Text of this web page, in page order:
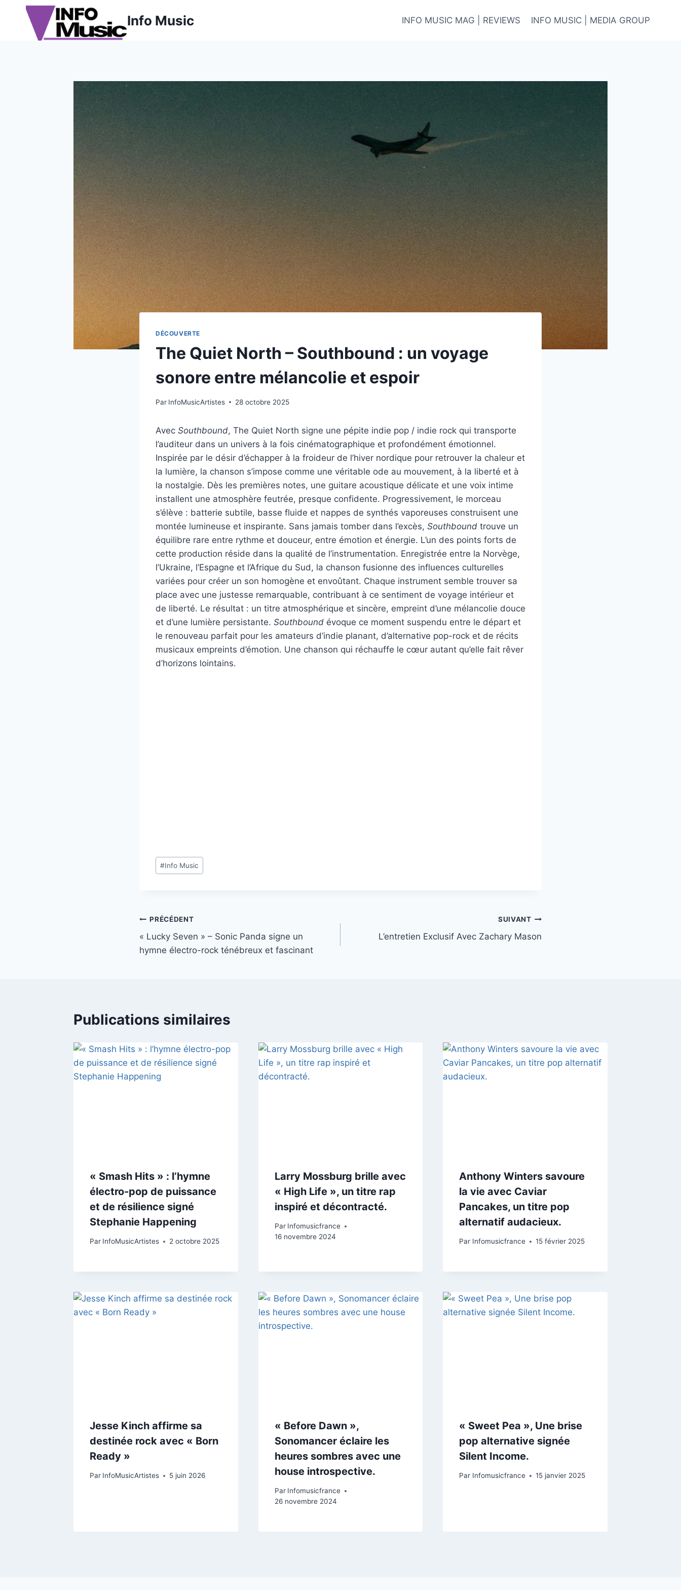
Info Music INFO MUSIC MAG | REVIEWS INFO MUSIC | MEDIA GROUP
DÉCOUVERTE
The Quiet North – Southbound : un voyage
sonore entre mélancolie et espoir
Par InfoMusicArtistes 28 octobre 2025
Avec Southbound, The Quiet North signe une pépite indie pop / indie rock qui transporte
l’auditeur dans un univers à la fois cinématographique et profondément émotionnel.
Inspirée par le désir d’échapper à la froideur de l’hiver nordique pour retrouver la chaleur et
la lumière, la chanson s’impose comme une véritable ode au mouvement, à la liberté et à
la nostalgie. Dès les premières notes, une guitare acoustique délicate et une voix intime
installent une atmosphère feutrée, presque confidente. Progressivement, le morceau
s’élève : batterie subtile, basse fluide et nappes de synthés vaporeuses construisent une
montée lumineuse et inspirante. Sans jamais tomber dans l’excès, Southbound trouve un
équilibre rare entre rythme et douceur, entre émotion et énergie. L’un des points forts de
cette production réside dans la qualité de l’instrumentation. Enregistrée entre la Norvège,
l’Ukraine, l’Espagne et l’Afrique du Sud, la chanson fusionne des influences culturelles
variées pour créer un son homogène et envoûtant. Chaque instrument semble trouver sa
place avec une justesse remarquable, contribuant à ce sentiment de voyage intérieur et
de liberté. Le résultat : un titre atmosphérique et sincère, empreint d’une mélancolie douce
et d’une lumière persistante. Southbound évoque ce moment suspendu entre le départ et
le renouveau parfait pour les amateurs d’indie planant, d’alternative pop-rock et de récits
musicaux empreints d’émotion. Une chanson qui réchauffe le cœur autant qu’elle fait rêver
d’horizons lointains.
Étiquettes
de
#Info Music
Navigation
de
PRÉCÉDENT
« Lucky Seven » – Sonic Panda signe un
hymne électro-rock ténébreux et fascinant
SUIVANT
L’entretien Exclusif Avec Zachary Mason
Publications similaires
« Smash Hits » : l’hymne
électro-pop de puissance
et de résilience signé
Stephanie Happening
Par InfoMusicArtistes 2 octobre 2025
Larry Mossburg brille avec
« High Life », un titre rap
inspiré et décontracté.
Par Infomusicfrance
16 novembre 2024
Anthony Winters savoure
la vie avec Caviar
Pancakes, un titre pop
alternatif audacieux.
Par Infomusicfrance 15 février 2025
Jesse Kinch affirme sa
destinée rock avec « Born
Ready »
Par InfoMusicArtistes 5 juin 2026
« Before Dawn »,
Sonomancer éclaire les
heures sombres avec une
house introspective.
Par Infomusicfrance
26 novembre 2024
« Sweet Pea », Une brise
pop alternative signée
Silent Income.
Par Infomusicfrance 15 janvier 2025